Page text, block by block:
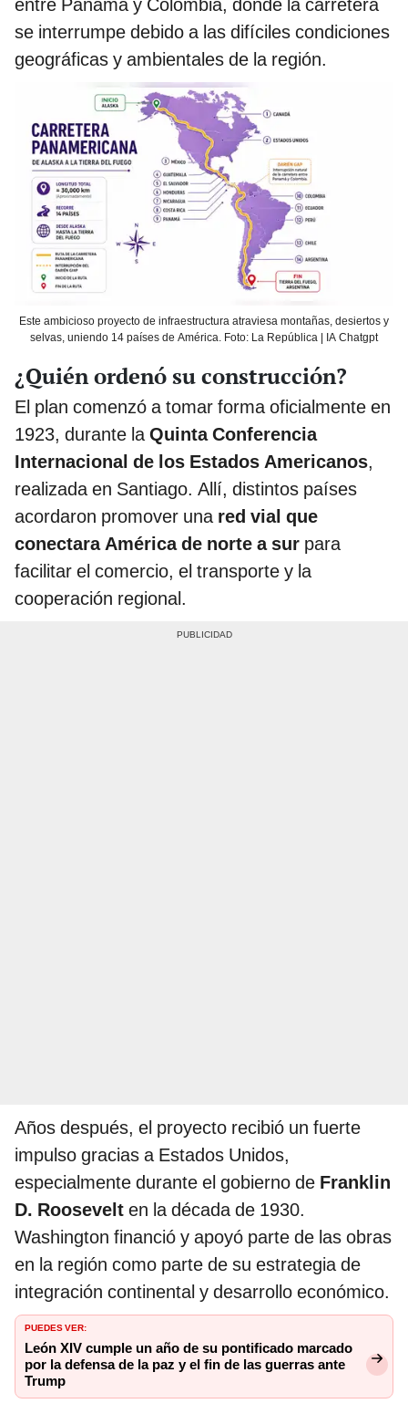
entre Panamá y Colombia, donde la carretera
se interrumpe debido a las difíciles condiciones
geográficas y ambientales de la región.
Este ambicioso proyecto de infraestructura atraviesa montañas, desiertos y
selvas, uniendo 14 países de América. Foto: La República | IA Chatgpt
¿Quién ordenó su construcción?
El plan comenzó a tomar forma oficialmente en
1923, durante laQuinta Conferencia
Internacional de los Estados Americanos,
realizada en Santiago. Allí, distintos países
acordaron promover una red vial que
conectara América de norte a sur para
facilitar el comercio, el transporte y la
cooperación regional.
Años después, el proyecto recibió un fuerte
impulso gracias a Estados Unidos,
especialmente durante el gobierno de Franklin
D. Roosevelt en la década de 1930.
Washington financió y apoyó parte de las obras
en la región como parte de su estrategia de
integración continental y desarrollo económico.
PUEDES VER:
León XIV cumple un año de su pontificado marcado
por la defensa de la paz y el fin de las guerras ante
Trump